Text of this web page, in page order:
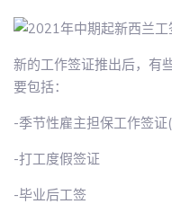
新的工作签证推出后，有
要包括：
-季节性雇主担保工作签证
-打工度假签证
-毕业后工签